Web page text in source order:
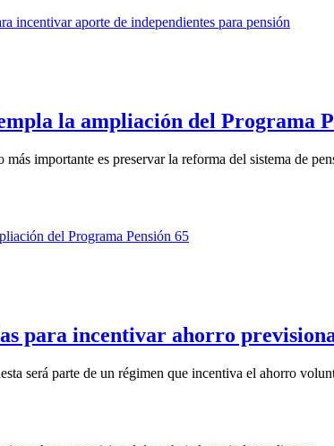
la ampliación del Programa
importante es preservar la reforma del sistema de
para incentivar ahorro
será parte de un régimen que incentiva el ahorro